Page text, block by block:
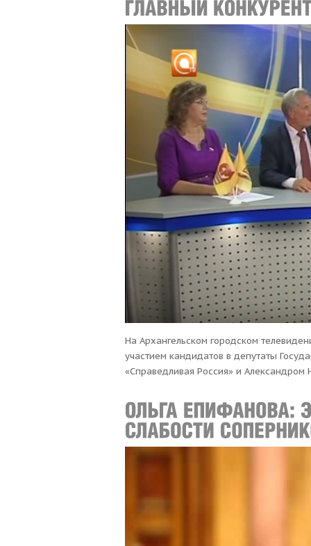
внешней политики. Также в Кремле
На Архангельском городском
участием кандидатов в депутаты
«Справедливая Россия» и
участие в управлении своей жизнью, –
происходит сейчас? Променяв
монополию партии власти. В стране